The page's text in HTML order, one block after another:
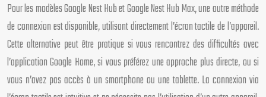
Pour les modèles Google Nest Hub et Google Nest Hub Max, une autre méthode
de connexion est disponible, utilisant directement l’écran tactile de l’appareil.
Cette alternative peut être pratique si vous rencontrez des difficultés avec
l’application Google Home, si vous préférez une approche plus directe, ou si
vous n’avez pas accès à un smartphone ou une tablette. La connexion via